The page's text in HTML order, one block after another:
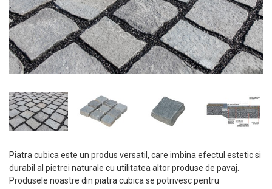
Piatra cubica este un produs versatil, care imbina efectul estetic si
durabil al pietrei naturale cu utilitatea altor produse de pavaj.
Produsele noastre din piatra cubica se potrivesc pentru